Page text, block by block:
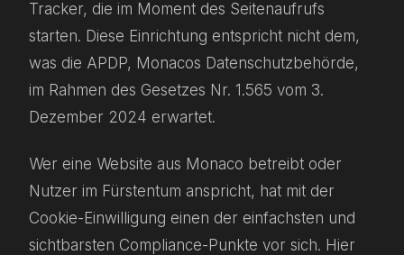
Tracker, die im Moment des Seitenaufrufs
starten. Diese Einrichtung entspricht nicht dem,
was die APDP, Monacos Datenschutzbehörde,
im Rahmen des Gesetzes Nr. 1.565 vom 3.
Dezember 2024 erwartet.
Wer eine Website aus Monaco betreibt oder
Nutzer im Fürstentum anspricht, hat mit der
Cookie-Einwilligung einen der einfachsten und
sichtbarsten Compliance-Punkte vor sich. Hier